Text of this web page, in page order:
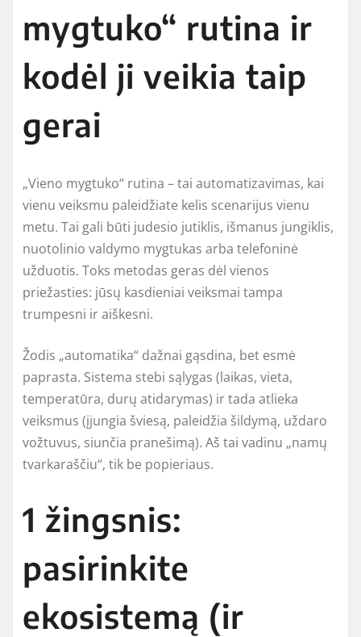
mygtuko“ rutina ir
kodėl ji veikia taip
gerai
„Vieno mygtuko“ rutina – tai automatizavimas, kai
vienu veiksmu paleidžiate kelis scenarijus vienu
metu. Tai gali būti judesio jutiklis, išmanus jungiklis,
nuotolinio valdymo mygtukas arba telefoninė
užduotis. Toks metodas geras dėl vienos
priežasties: jūsų kasdieniai veiksmai tampa
trumpesni ir aiškesni.
Žodis „automatika“ dažnai gąsdina, bet esmė
paprasta. Sistema stebi sąlygas (laikas, vieta,
temperatūra, durų atidarymas) ir tada atlieka
veiksmus (įjungia šviesą, paleidžia šildymą, uždaro
vožtuvus, siunčia pranešimą). Aš tai vadinu „namų
tvarkaraščiu“, tik be popieriaus.
1 žingsnis:
pasirinkite
ekosistemą (ir